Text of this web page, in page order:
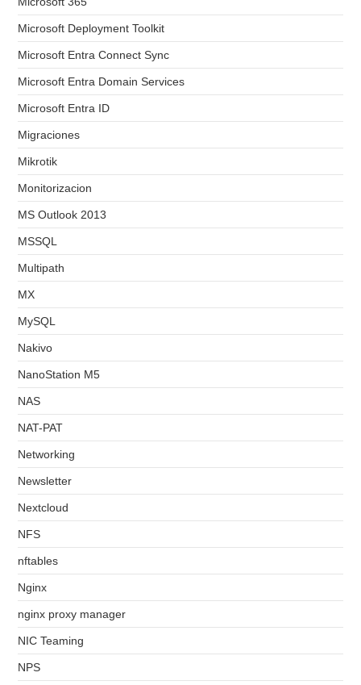
Microsoft Deployment Toolkit
Microsoft Entra Connect Sync
Microsoft Entra Domain Services
Microsoft Entra ID
Migraciones
Mikrotik
Monitorizacion
MS Outlook 2013
MSSQL
Multipath
MX
MySQL
Nakivo
NanoStation M5
NAS
NAT-PAT
Networking
Newsletter
Nextcloud
NFS
nftables
Nginx
nginx proxy manager
NIC Teaming
NPS